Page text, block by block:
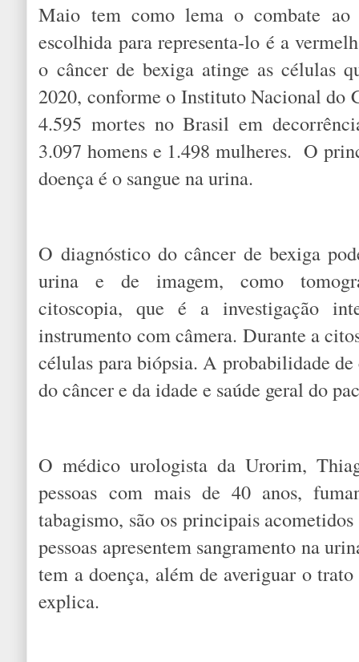
Maio tem como lema o combate
escolhida para representa-lo é a
o câncer de bexiga atinge as células
2020, conforme o Instituto Nacional do
4.595 mortes no Brasil em
3.097 homens e 1.498 mulheres. O
doença é o sangue na urina.
O diagnóstico do câncer de bexiga
urina e de imagem, como
citoscopia, que é a investigação
instrumento com câmera. Durante a
células para biópsia. A probabilidade de
do câncer e da idade e saúde geral do
O médico urologista da Urorim,
pessoas com mais de 40 anos,
tabagismo, são os principais acometidos
pessoas apresentem sangramento na
tem a doença, além de averiguar o
explica.